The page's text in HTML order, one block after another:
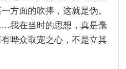
方面的吹捧，这就是伪。
我在当时的思想，真是毫
哗众取宠之心，不是立其